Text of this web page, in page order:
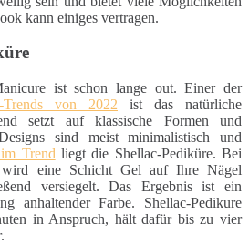
kann einiges vertragen.
ist schon lange out. Einer der
Trends von 2022 ist das natürliche
setzt auf klassische Formen und
sind meist minimalistisch und
Trend liegt die Shellac-Pediküre. Bei
eine Schicht Gel auf Ihre Nägel
versiegelt. Das Ergebnis ist ein
anhaltender Farbe. Shellac-Pedikure
in Anspruch, hält dafür bis zu vier